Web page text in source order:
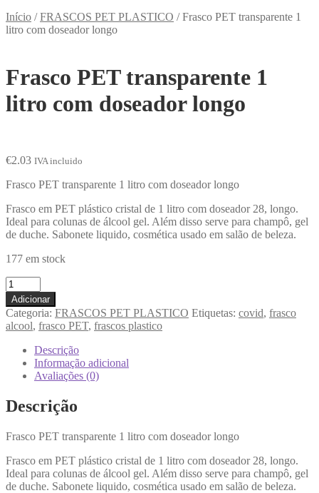
Início /FRASCOS PET PLASTICO /Frasco PET transparente 1
litro com doseador longo
Frasco PET transparente 1
litro com doseador longo
€2.03 IVA incluido
Frasco PET transparente 1 litro com doseador longo
Frasco em PET plástico cristal de 1 litro com doseador 28, longo.
Ideal para colunas de álcool gel. Além disso serve para champô, gel
de duche. Sabonete liquido, cosmética usado em salão de beleza.
177 em stock
Adicionar
Categoria: FRASCOS PET PLASTICO Etiquetas: covid, frasco
alcool, frasco PET, frascos plastico
Descrição
Informação adicional
Avaliações (0)
Descrição
Frasco PET transparente 1 litro com doseador longo
Frasco em PET plástico cristal de 1 litro com doseador 28, longo.
Ideal para colunas de álcool gel. Além disso serve para champô, gel
de duche. Sabonete liquido, cosmética usado em salão de beleza.